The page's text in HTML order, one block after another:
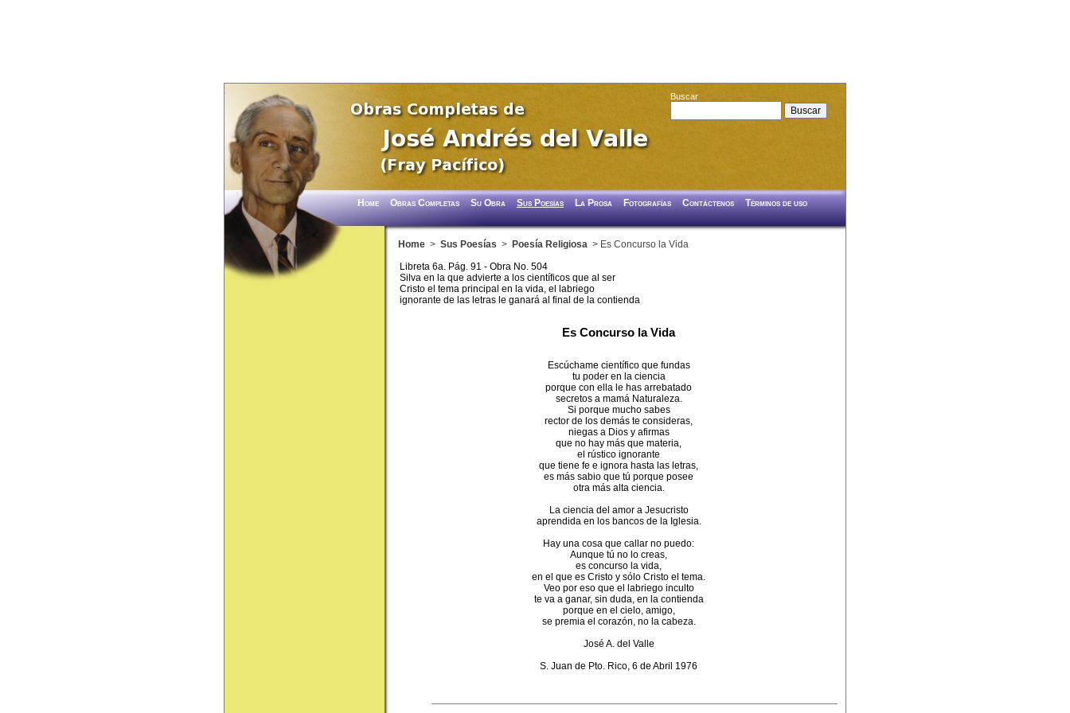
Home Obras Completas Su Obra Sus Poesías La Prosa Fotografías Contáctenos Términos de uso
Buscar
Home > Sus Poesías > Poesía Religiosa > Es Concurso la Vida
Libreta 6a. Pág. 91 - Obra No. 504
Silva en la que advierte a los científicos que al ser
Cristo el tema principal en la vida, el labriego
ignorante de las letras le ganará al final de la contienda
Es Concurso la Vida
Escúchame científico que fundas
tu poder en la ciencia
porque con ella le has arrebatado
secretos a mamá Naturaleza.
Si porque mucho sabes
rector de los demás te consideras,
niegas a Dios y afirmas
que no hay más que materia,
el rústico ignorante
que tiene fe e ignora hasta las letras,
es más sabio que tú porque posee
otra más alta ciencia.
La ciencia del amor a Jesucristo
aprendida en los bancos de la Iglesia.
Hay una cosa que callar no puedo:
Aunque tú no lo creas,
es concurso la vida,
en el que es Cristo y sólo Cristo el tema.
Veo por eso que el labriego inculto
te va a ganar, sin duda, en la contienda
porque en el cielo, amigo,
se premia el corazón, no la cabeza.
José A. del Valle
S. Juan de Pto. Rico, 6 de Abril 1976